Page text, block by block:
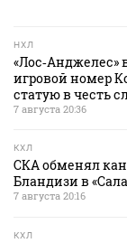
НХЛ
игровой номер
статую в честь
7 августа 20:36
КХЛ
СКА обменял
Бландизи в
7 августа 20:16
КХЛ